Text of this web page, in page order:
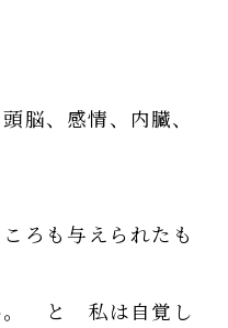
脳、感情、内臓、
ろも与えられたも
。 と 私は自覚し